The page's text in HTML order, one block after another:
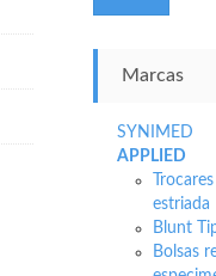
Marcas
SYNIMED
APPLIED
estriada
Blunt
Bolsas